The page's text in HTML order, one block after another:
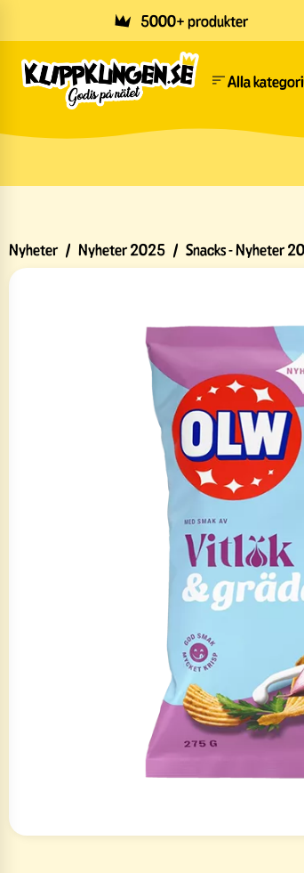
5000+ produkter
Alla
Nyheter / Nyheter 2025 / Snacks - Nyheter